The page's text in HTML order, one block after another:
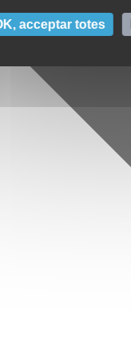
acceptar totes